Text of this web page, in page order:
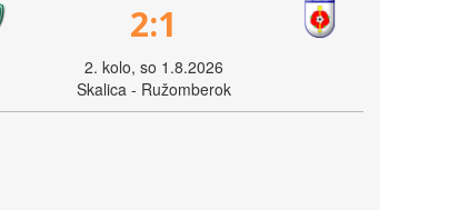
2:1
2. kolo, so 1.8.2026
Skalica - Ružomberok